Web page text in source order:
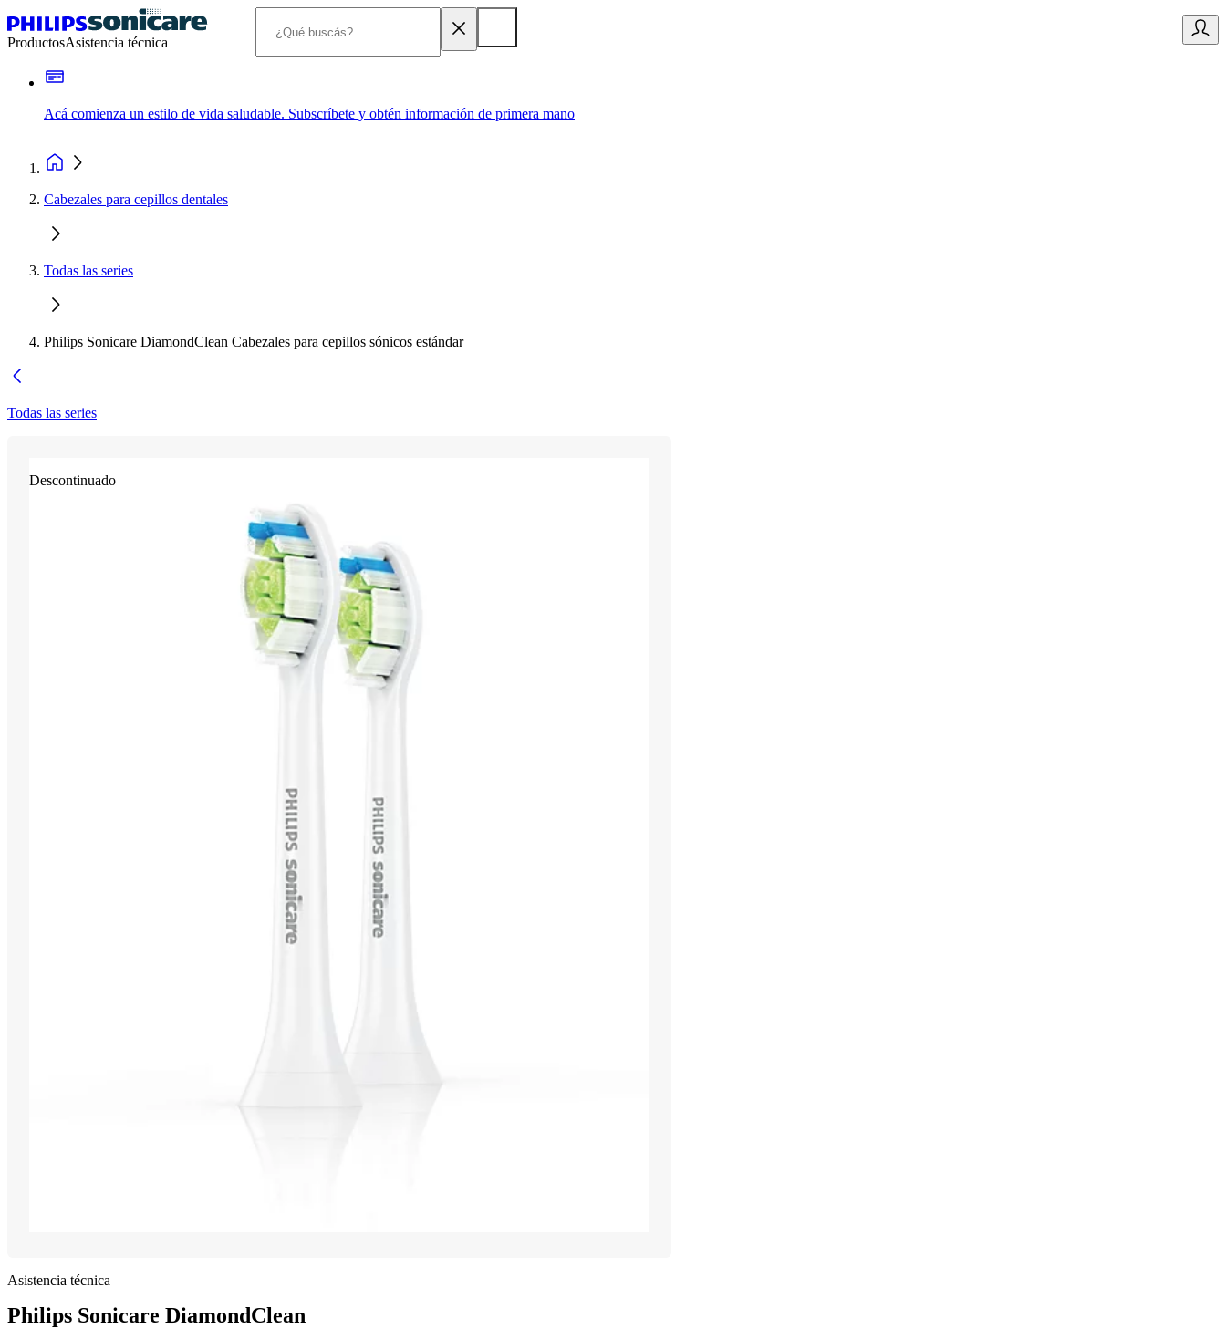
ProductosAsistencia técnica
Acá comienza un estilo de vida saludable. Subscríbete y obtén información de primera mano
Cabezales para cepillos dentales
Todas las series
Philips Sonicare DiamondClean Cabezales para cepillos sónicos estándar
Todas las series
Descontinuado
Asistencia técnica
Philips Sonicare DiamondClean